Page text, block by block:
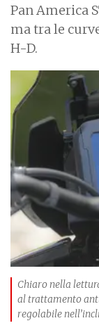
Pan America
ma tra le
H-D.
I
m
a
g
e
Chiaro nella
al trattamento
regolabile